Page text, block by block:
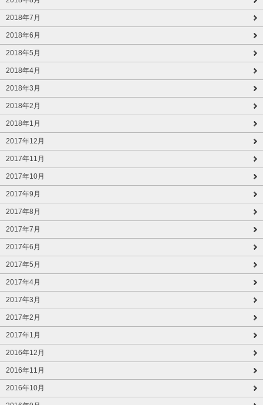
2018年7月
2018年6月
2018年5月
2018年4月
2018年3月
2018年2月
2018年1月
2017年12月
2017年11月
2017年10月
2017年9月
2017年8月
2017年7月
2017年6月
2017年5月
2017年4月
2017年3月
2017年2月
2017年1月
2016年12月
2016年11月
2016年10月